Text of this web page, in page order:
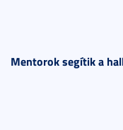
Mentorok segítik a